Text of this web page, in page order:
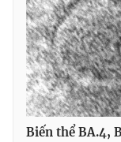
® Cấm sao chép
thuận bằng văn
thông tin từ website
Biến thể BA.4,